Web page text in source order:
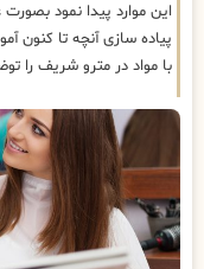
این موارد پیدا نمود
پیاده سازی آنچه تا کنون
با مواد در مترو شریف را